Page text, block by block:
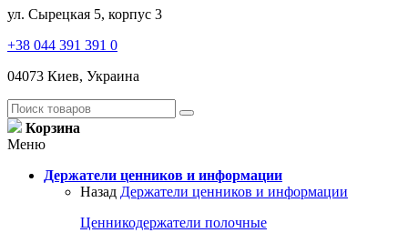
ул. Сырецкая 5, корпус 3
+38 044 391 391 0
04073 Киев, Украина
Корзина
Меню
Держатели ценников и информации
Назад Держатели ценников и информации
Ценникодержатели полочные